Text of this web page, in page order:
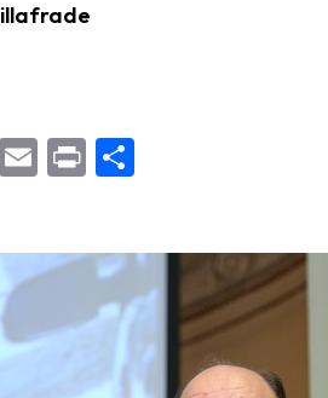
LinkedIn
Email
Print